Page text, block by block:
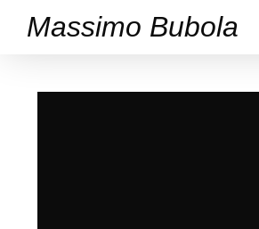
Massimo Bubola